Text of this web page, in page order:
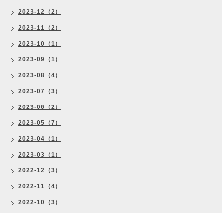
2023-12（2）
2023-11（2）
2023-10（1）
2023-09（1）
2023-08（4）
2023-07（3）
2023-06（2）
2023-05（7）
2023-04（1）
2023-03（1）
2022-12（3）
2022-11（4）
2022-10（3）